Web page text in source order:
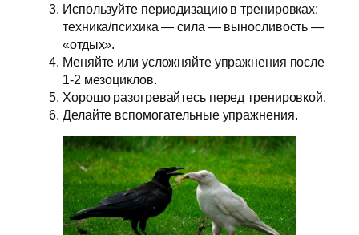
Используйте периодизацию в тренировках:
техника/психика — сила — выносливость —
«отдых».
Меняйте или усложняйте упражнения после
1-2 мезоциклов.
Хорошо разогревайтесь перед тренировкой.
Делайте вспомогательные упражнения.